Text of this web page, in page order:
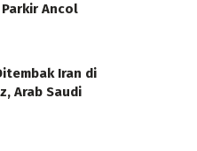
Ancol
Iran di
Arab Saudi